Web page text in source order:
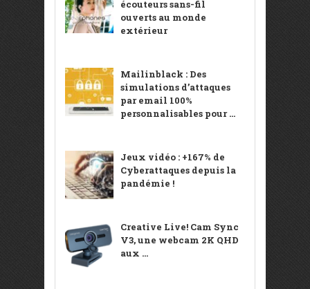
écouteurs sans-fil
ouverts au monde
extérieur
Mailinblack : Des
simulations d’attaques
par email 100%
personnalisables pour ...
Jeux vidéo : +167% de
Cyberattaques depuis la
pandémie !
Creative Live! Cam Sync
V3, une webcam 2K QHD
aux ...